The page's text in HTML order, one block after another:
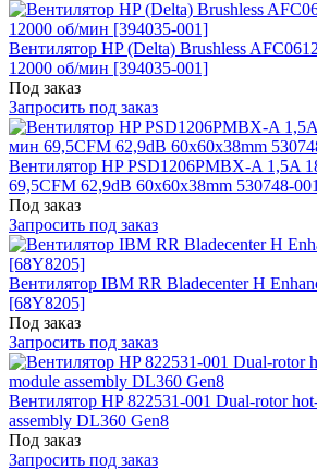
Вентилятор HP (Delta) Brushless
12000 об/мин [394035-001]
Под заказ
Запросить под заказ
Вентилятор HP PSD1206PMBX-A 1,5A
69,5CFM 62,9dB 60x60x38mm 530748-001
Под заказ
Запросить под заказ
Вентилятор IBM RR Bladecenter H
[68Y8205]
Под заказ
Запросить под заказ
Вентилятор HP 822531-001 Dual-rotor
assembly DL360 Gen8
Под заказ
Запросить под заказ